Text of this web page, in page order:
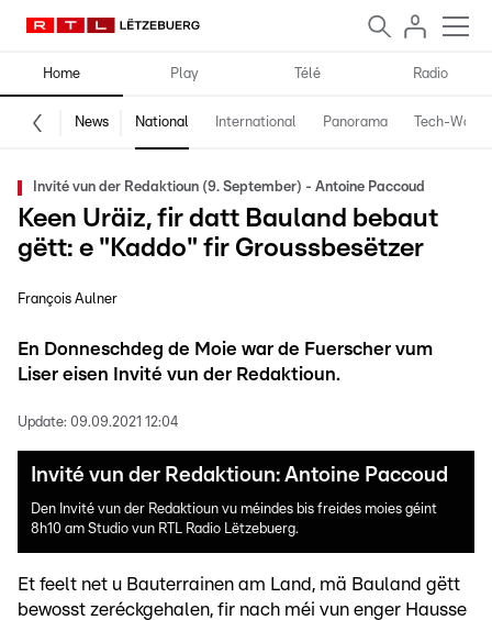
Home Play Télé Radio
News National International Panorama Tech-World
Invité vun der Redaktioun (9. September) - Antoine Paccoud
Keen Uräiz, fir datt Bauland bebaut
gëtt: e "Kaddo" fir Groussbesëtzer
François Aulner
En Donneschdeg de Moie war de Fuerscher vum
Liser eisen Invité vun der Redaktioun.
Update: 09.09.2021 12:04
Invité vun der Redaktioun: Antoine Paccoud
Den Invité vun der Redaktioun vu méindes bis freides moies géint
8h10 am Studio vun RTL Radio Lëtzebuerg.
Et feelt net u Bauterrainen am Land, mä Bauland gëtt
bewosst zeréckgehalen, fir nach méi vun enger Hausse